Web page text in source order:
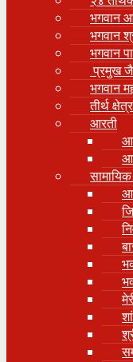
भगवान
भगवान
भगवान
प्रमुख
भगवान
तीर्थ क्षेत्र
आरती